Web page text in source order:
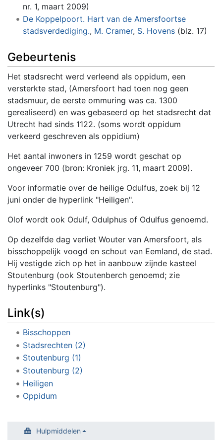
nr. 1, maart 2009)
De Koppelpoort. Hart van de Amersfoortse
stadsverdediging., M. Cramer, S. Hovens(blz. 17)
Gebeurtenis
Het stadsrecht werd verleend als oppidum, een
versterkte stad, (Amersfoort had toen nog geen
stadsmuur, de eerste ommuring was ca. 1300
gerealiseerd) en was gebaseerd op het stadsrecht dat
Utrecht had sinds 1122. (soms wordt oppidum
verkeerd geschreven als oppidium)
Het aantal inwoners in 1259 wordt geschat op
ongeveer 700 (bron: Kroniek jrg. 11, maart 2009).
Voor informatie over de heilige Odulfus, zoek bij 12
juni onder de hyperlink "Heiligen".
Olof wordt ook Odulf, Odulphus of Odulfus genoemd.
Op dezelfde dag verliet Wouter van Amersfoort, als
bisschoppelijk voogd en schout van Eemland, de stad.
Hij vestigde zich op het in aanbouw zijnde kasteel
Stoutenburg (ook Stoutenberch genoemd; zie
hyperlinks "Stoutenburg").
Link(s)
Bisschoppen
Stadsrechten (2)
Stoutenburg (1)
Stoutenburg (2)
Heiligen
Oppidum
Hulpmiddelen